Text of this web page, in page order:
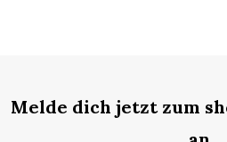
Melde dich jetzt zum